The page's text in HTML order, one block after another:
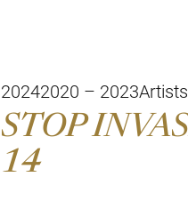
20242020 – 2023Artists
STOP
14